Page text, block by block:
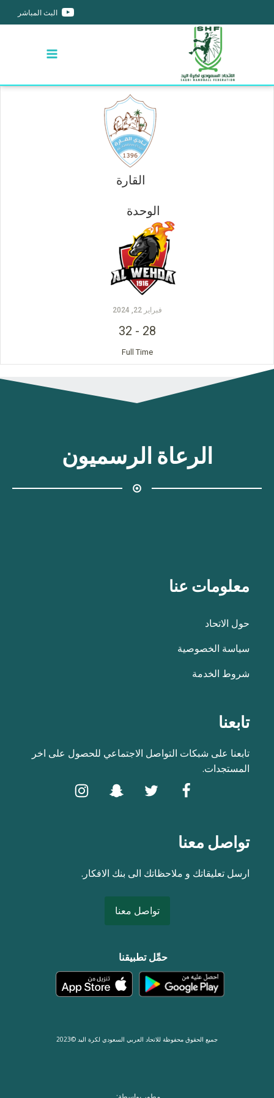
البث المباشر
القارة
الوحدة
فبراير 22, 2024
28
-
32
Full Time
الرعاة الرسميون
معلومات عنا
حول الاتحاد
سياسة الخصوصية
شروط الخدمة
تابعنا
تابعنا على شبكات التواصل الاجتماعي للحصول على اخر
المستجدات.
تواصل معنا
ارسل تعليقاتك و ملاحظاتك الى بنك الافكار.
تواصل معنا
حمِّل تطبيقنا
جميع الحقوق محفوظة للاتحاد العربي السعودي لكرة اليد ©2023